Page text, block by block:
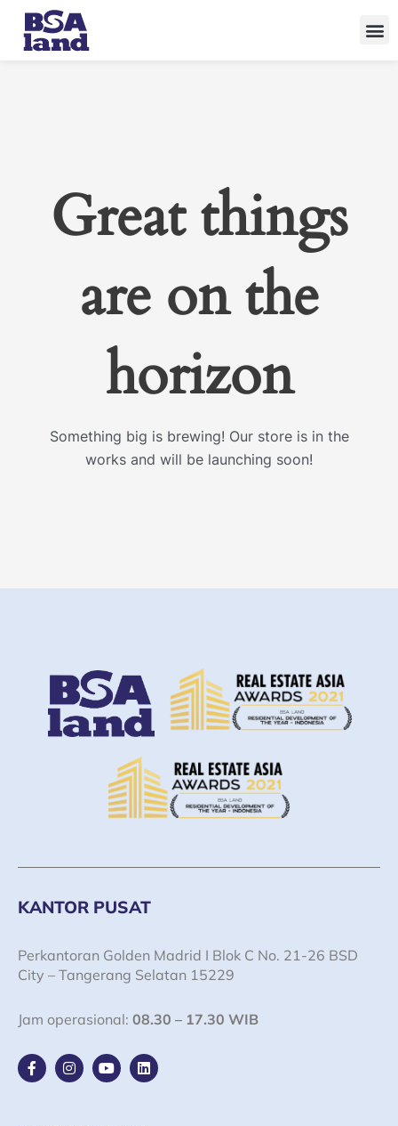
Skip
content
Great things
are on the
horizon
Something big is brewing! Our store is in the
works and will be launching soon!
KANTOR PUSAT
Perkantoran Golden Madrid I Blok C No. 21-26 BSD
City – Tangerang Selatan 15229
Jam operasional: 08.30 – 17.30 WIB
F
a
I
n
Y
o
L
i